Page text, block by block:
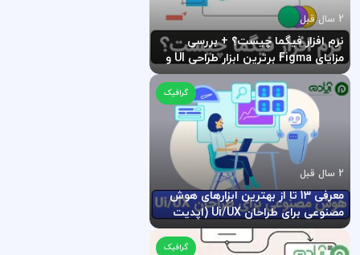
2 سال قبل
نرم افزار فیگما چیست؟ + بررسی
مزایای Figma برترین ابزار طراحی UI و
UX
گرافیک
2 سال قبل
معرفی 13 تا از بهترین ابزارهای هوش
مصنوعی برای طراحان Ui/UX (اپدیت
2024)
گرافیک